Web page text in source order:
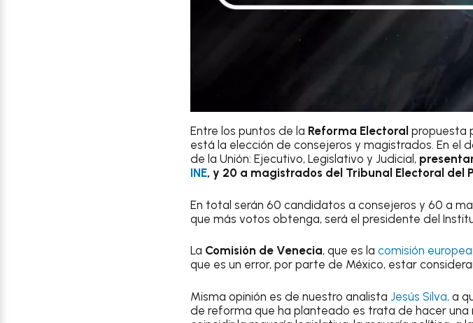
Entre los puntos de la Reforma Electoral propuesta
está la elección de consejeros y magistrados. En el
de la Unión: Ejecutivo, Legislativo y Judicial,
INE, y 20 a magistrados del Tribunal Electoral del
En total serán 60 candidatos a consejeros y 60 a
que más votos obtenga, será el presidente del
La Comisión de Venecia, que es la comisión
que es un error, por parte de México, estar
Misma opinión es de nuestro analista Jesús Silva, a
de reforma que ha planteado es trata de hacer una